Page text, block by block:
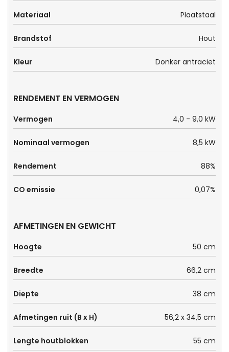
Materiaal Plaatstaal
Brandstof Hout
Kleur Donker antraciet
RENDEMENT EN VERMOGEN
Vermogen 4,0 - 9,0 kW
Nominaal vermogen 8,5 kW
Rendement 88%
CO emissie 0,07%
AFMETINGEN EN GEWICHT
Hoogte 50 cm
Breedte 66,2 cm
Diepte 38 cm
Afmetingen ruit (B x H) 56,2 x 34,5 cm
Lengte houtblokken 55 cm